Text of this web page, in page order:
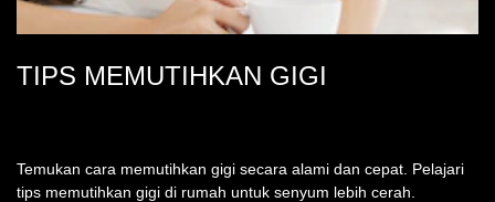
Temukan cara memutihkan gigi secara alami dan cepat. Pelajari
tips memutihkan gigi di rumah untuk senyum lebih cerah.
TIPS MEMUTIHKAN GIGI